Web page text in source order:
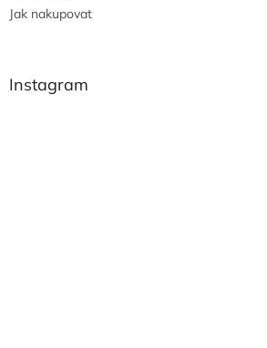
Jak nakupovat
Instagram